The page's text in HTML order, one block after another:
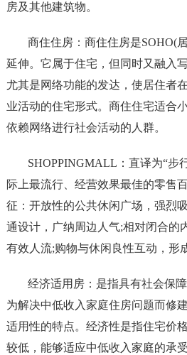
房及其他建筑物。
商住住房：商住住房是SOHO(
延伸。它属于住宅，但同时又融入
尤其是网络功能的发达，使居住者
业活动的住宅形式。商住住宅适合
依赖网络进行社会活动的人群。
SHOPPINGMALL：直译为“步
际上最流行、经营效果最佳的零售
征：开放性的公共休闲广场，强烈
通设计，广纳周边人气;相对闭合的
有效人流;购物与休闲良性互动，形
经济适用房：是指具有社会保
为解决中低收入家庭住房问题而修
适用性的特点。经济性是指住宅价
较低，能够适应中低收入家庭的承